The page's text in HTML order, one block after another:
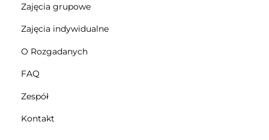
Zajęcia grupowe
Zajęcia indywidualne
O Rozgadanych
FAQ
Zespół
Kontakt